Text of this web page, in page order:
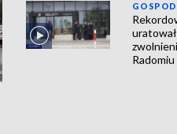
Radomiu